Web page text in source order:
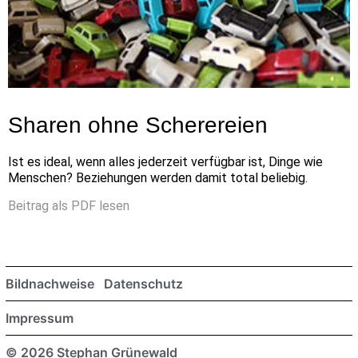
Sharen ohne Scherereien
Ist es ideal, wenn alles jederzeit verfügbar ist, Dinge wie
Menschen? Beziehungen werden damit total beliebig.
Beitrag als PDF lesen
© 2026 Stephan Grünewald
Impressum
Bildnachweise Datenschutz